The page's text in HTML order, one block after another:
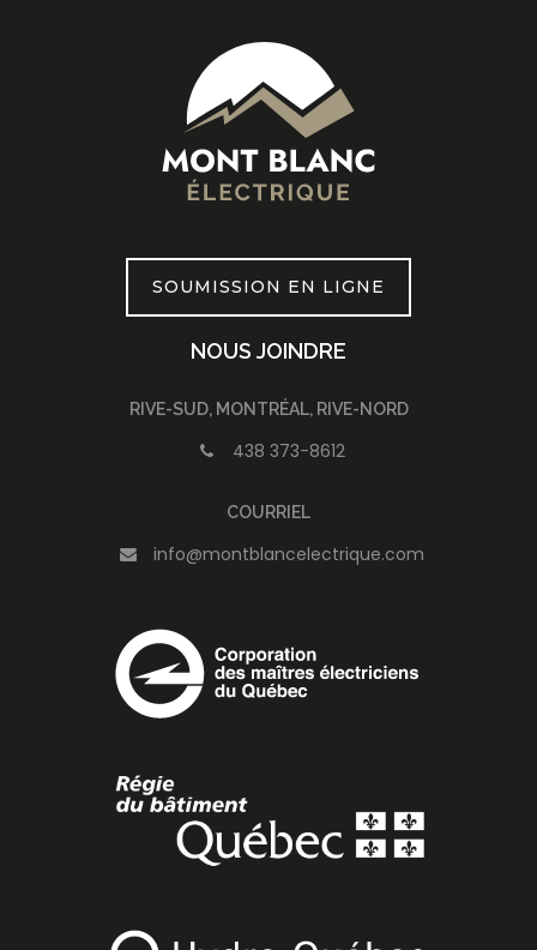
SOUMISSION EN LIGNE
NOUS JOINDRE
RIVE-SUD, MONTRÉAL, RIVE-NORD
438 373-8612
COURRIEL
info@montblancelectrique.com